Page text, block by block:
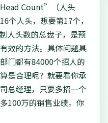
Count”（人头
个人头，想要第17个，
人头数的总盘子，是预
效的方法。具体问题具
门都有84000个招人的
是合理呢？就要看你承
总经理，只要多招一个
100万的销售业绩。你